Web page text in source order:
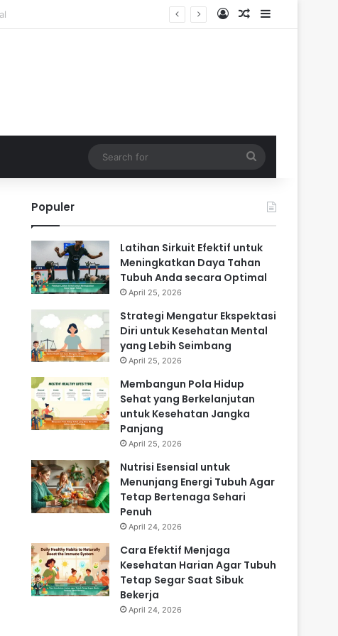
Log InRandom Article
Sidebar
for
Populer
Latihan Sirkuit Efektif untuk
Meningkatkan Daya Tahan
Tubuh Anda secara Optimal
April 25, 2026
Strategi Mengatur Ekspektasi
Diri untuk Kesehatan Mental
yang Lebih Seimbang
April 25, 2026
Membangun Pola Hidup
Sehat yang Berkelanjutan
untuk Kesehatan Jangka
Panjang
April 25, 2026
Nutrisi Esensial untuk
Menunjang Energi Tubuh Agar
Tetap Bertenaga Sehari
Penuh
April 24, 2026
Cara Efektif Menjaga
Kesehatan Harian Agar Tubuh
Tetap Segar Saat Sibuk
Bekerja
April 24, 2026